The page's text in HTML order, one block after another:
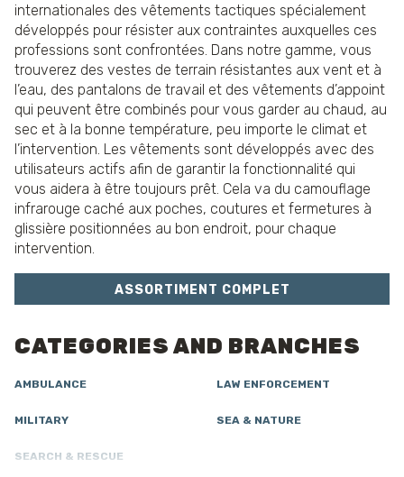
internationales des vêtements tactiques spécialement
développés pour résister aux contraintes auxquelles ces
professions sont confrontées. Dans notre gamme, vous
trouverez des vestes de terrain résistantes aux vent et à
l’eau, des pantalons de travail et des vêtements d’appoint
qui peuvent être combinés pour vous garder au chaud, au
sec et à la bonne température, peu importe le climat et
l’intervention. Les vêtements sont développés avec des
utilisateurs actifs afin de garantir la fonctionnalité qui
vous aidera à être toujours prêt. Cela va du camouflage
infrarouge caché aux poches, coutures et fermetures à
glissière positionnées au bon endroit, pour chaque
intervention.
ASSORTIMENT COMPLET
CATEGORIES AND BRANCHES
AMBULANCE LAW ENFORCEMENT
MILITARY SEA & NATURE
SEARCH & RESCUE